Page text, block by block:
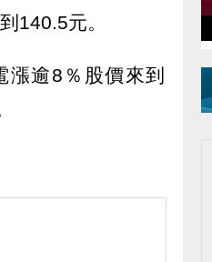
140.5元。
逾8％股價來到